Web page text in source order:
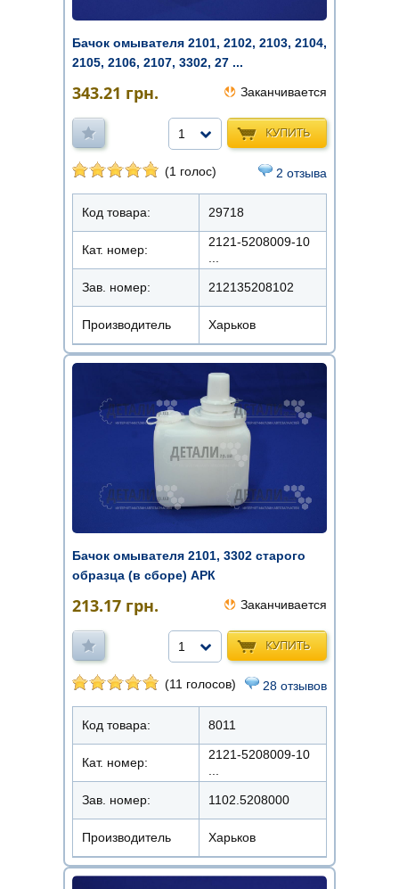
Бачок омывателя 2101, 2102, 2103, 2104,
2105, 2106, 2107, 3302, 27 ...
343.21 грн. Заканчивается
КУПИТЬ
1
(1 голос) 2 отзыва
Код товара: 29718
Кат. номер:
2121-5208009-10
Зав. номер: 212135208102
Производитель Харьков
Бачок омывателя 2101, 3302 старого
образца (в сборе) АРК
213.17 грн. Заканчивается
КУПИТЬ
1
(11 голосов) 28 отзывов
Код товара: 8011
Кат. номер:
2121-5208009-10
Зав. номер: 1102.5208000
Производитель Харьков